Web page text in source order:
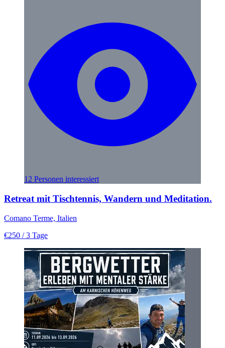
12 Personen interessiert
Retreat mit Tischtennis, Wandern und Meditation.
Comano Terme, Italien
€250 / 3 Tage